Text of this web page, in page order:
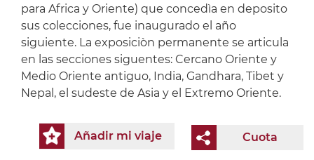
para Africa y Oriente) que concedìa en deposito
sus colecciones, fue inaugurado el año
siguiente. La exposiciòn permanente se articula
en las secciones siguentes: Cercano Oriente y
Medio Oriente antiguo, India, Gandhara, Tibet y
Nepal, el sudeste de Asia y el Extremo Oriente.
Cuota
Añadir mi viaje